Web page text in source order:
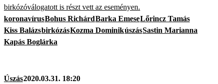
birkózóválogatott is részt vett az eseményen.
koronavírusBohus RichárdBarka EmeseLőrincz Tamás
Kiss BalázsbirkózásKozma DominikúszásSastin Marianna
Kapás Boglárka
Úszás2020.03.31. 18:20